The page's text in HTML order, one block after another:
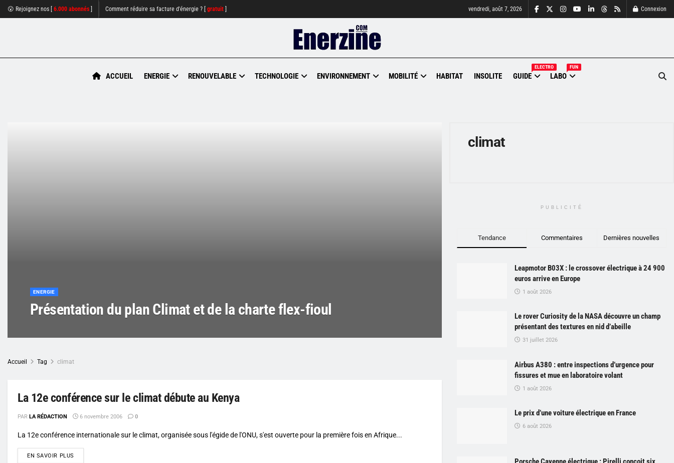
😮 Rejoignez nos [ 6.000 abonnés Comment réduire sa facture d'énergie ? [ gratuit vendredi, août 7, 2026 Connexion
ACCUEIL ENERGIE RENOUVELABLE TECHNOLOGIE ENVIRONNEMENT MOBILITÉ HABITAT INSOLITE GUIDE
ELECTRO
LABO
FUN
ENERGIE
Présentation du plan Climat et de la charte flex-fioul
Accueil Tag climat
La 12e conférence sur le climat débute au Kenya
PAR LA RÉDACTION 6 novembre 2006 0
La 12e conférence internationale sur le climat, organisée sous l'égide de l'ONU, s'est ouverte pour la première fois en Afrique...
EN SAVOIR PLUS
climat
PUBLICITÉ
Tendance Commentaires Dernières nouvelles
Leapmotor B03X : le crossover électrique à 24 900
euros arrive en Europe
1 août 2026
Le rover Curiosity de la NASA découvre un champ
présentant des textures en nid d’abeille
31 juillet 2026
Airbus A380 : entre inspections d’urgence pour
fissures et mue en laboratoire volant
1 août 2026
Le prix d’une voiture électrique en France
6 août 2026